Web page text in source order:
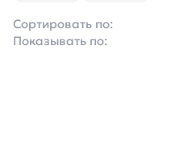
Сортировать по:
Показывать по: